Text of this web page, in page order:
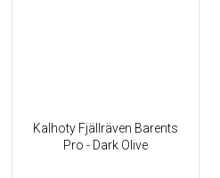
Kalhoty Fjällräven Barents
Pro - Dark Olive